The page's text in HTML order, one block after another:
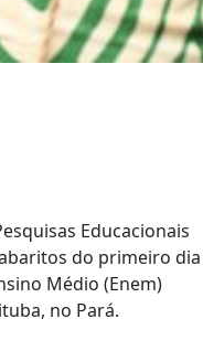
Educacionais
do primeiro dia
Médio (Enem)
no Pará.